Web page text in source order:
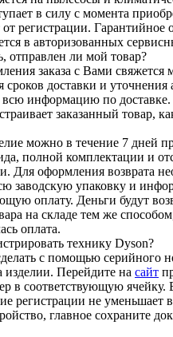
в силу с момента
от регистрации. Гарантийное
в авторизованных
отправлен ли мой товар?
заказа с Вами свяжется
сроков доставки и уточнения
всю информацию по доставке.
заказанный товар,
можно в течение 7 дней
полной комплектации и
Для оформления возврата
заводскую упаковку и
оплату. Деньги будут
на складе тем же
оплата.
технику Dyson?
с помощью серийного
изделии. Перейдите на сайт
в соответствующую ячейку.
регистрации не уменьшает
главное сохраните